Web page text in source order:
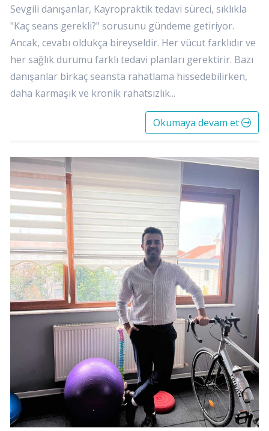
Sevgili danışanlar, Kayropraktik tedavi süreci, sıklıkla
"Kaç seans gerekli?" sorusunu gündeme getiriyor.
Ancak, cevabı oldukça bireyseldir. Her vücut farklıdır ve
her sağlık durumu farklı tedavi planları gerektirir. Bazı
danışanlar birkaç seansta rahatlama hissedebilirken,
daha karmaşık ve kronik rahatsızlık...
Okumaya devam et